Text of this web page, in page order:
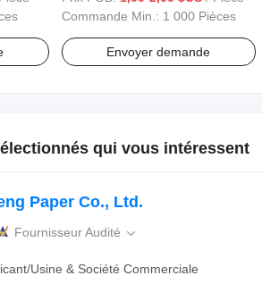
Commande Min.: 1 000 Pièces
Envoyer demande
qui vous intéressent
Paper Co., Ltd.
Fournisseur Audité 
Usine & Société Commerciale